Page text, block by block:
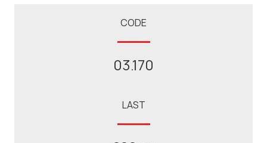
CODE
03.170
LAST